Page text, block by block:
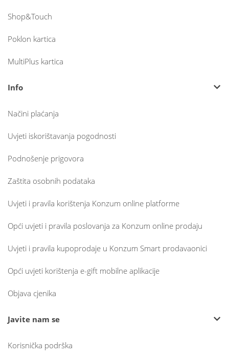
Shop&Touch
Poklon kartica
MultiPlus kartica
Info
Načini plaćanja
Uvjeti iskorištavanja pogodnosti
Podnošenje prigovora
Zaštita osobnih podataka
Uvjeti i pravila korištenja Konzum online platforme
Opći uvjeti i pravila poslovanja za Konzum online prodaju
Uvjeti i pravila kupoprodaje u Konzum Smart prodavaonici
Opći uvjeti korištenja e-gift mobilne aplikacije
Objava cjenika
Javite nam se
Korisnička podrška